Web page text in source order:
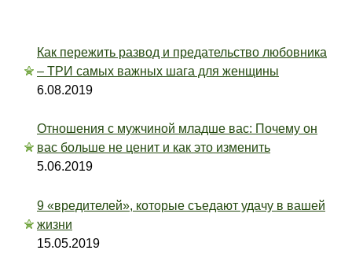
Как пережить развод и предательство любовника
– ТРИ самых важных шага для женщины
6.08.2019
Отношения с мужчиной младше вас: Почему он
вас больше не ценит и как это изменить
5.06.2019
9 «вредителей», которые съедают удачу в вашей
жизни
15.05.2019